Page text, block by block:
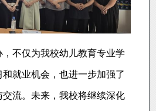
不仅为我校幼儿教育专业学
就业机会，也进一步加强了
流。未来，我校将继续深化